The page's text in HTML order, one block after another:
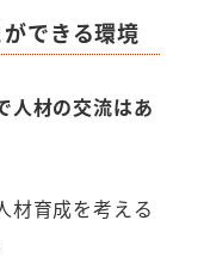
できる環境
人材の交流はあ
材育成を考える